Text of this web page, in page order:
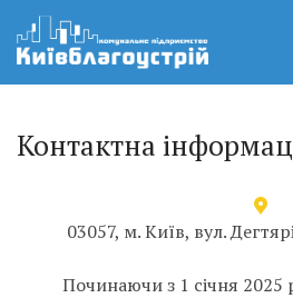
Контактна
03057, м. Київ, вул.
Починаючи з 1 січня 2025